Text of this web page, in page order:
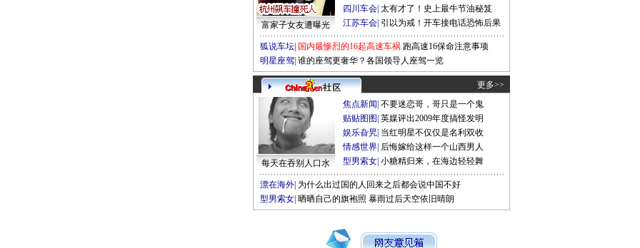
富家子女友遭曝光
四川车会 太有才了！史上最牛节油秘笈
江苏车会 引以为戒！开车接电话恐怖后果
狐说车坛 国内最惨烈的16起高速车祸 跑高速16保命注意事项
明星座驾 谁的座驾更奢华？各国领导人座驾一览
更多>>
每天在吞别人口水
焦点新闻 不要迷恋哥，哥只是一个鬼
贴贴图图 英媒评出2009年度搞怪发明
娱乐旮旯 当红明星不仅仅是名利双收
情感世界 后悔嫁给这样一个山西男人
型男索女 小糖精归来，在海边轻轻舞
漂在海外 为什么出过国的人回来之后都会说中国不好
型男索女 晒晒自己的旗袍照 暴雨过后天空依旧晴朗